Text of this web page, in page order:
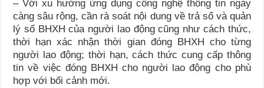
– Với xu hướng ứng dụng công nghệ thông tin ngày
càng sâu rộng, cần rà soát nội dung về trả sổ và quản
lý sổ BHXH của người lao động cũng như cách thức,
thời hạn xác nhận thời gian đóng BHXH cho từng
người lao động; thời hạn, cách thức cung cấp thông
tin về việc đóng BHXH cho người lao động cho phù
hợp với bối cảnh mới.